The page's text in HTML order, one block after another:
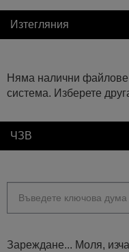
Изтегляния
Няма налични файлове
система. Изберете
ЧЗВ
Зареждане... Моля,